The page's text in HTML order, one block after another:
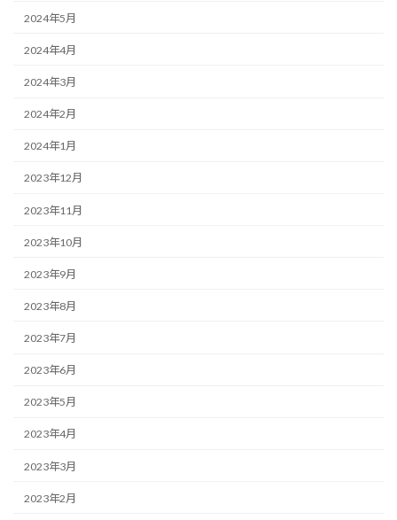
2024年5月
2024年4月
2024年3月
2024年2月
2024年1月
2023年12月
2023年11月
2023年10月
2023年9月
2023年8月
2023年7月
2023年6月
2023年5月
2023年4月
2023年3月
2023年2月